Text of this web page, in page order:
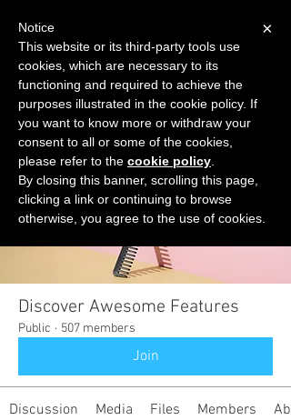
START FOR FREE Ask Valkyrie
Groups
Discover Awesome Features
Public · 507 members
Join
Discussion Media Files Members
×
Notice
This website or its third-party tools use
cookies, which are necessary to its
functioning and required to achieve the
purposes illustrated in the cookie policy. If
you want to know more or withdraw your
consent to all or some of the cookies,
please refer to the cookie policy
By closing this banner, scrolling this page,
clicking a link or continuing to browse
otherwise, you agree to the use of cookies.